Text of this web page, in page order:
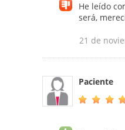
He leído
será,
21 de
Paciente